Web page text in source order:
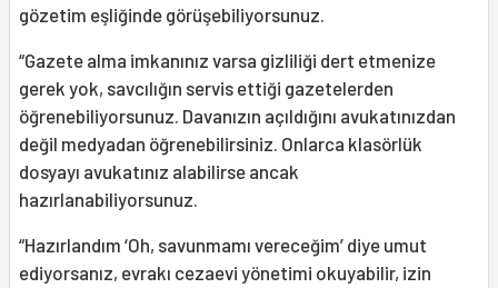
gözetim eşliğinde görüşebiliyorsunuz.
“Gazete alma imkanınız varsa gizliliği dert etmenize
gerek yok, savcılığın servis ettiği gazetelerden
öğrenebiliyorsunuz. Davanızın açıldığını avukatınızdan
değil medyadan öğrenebilirsiniz. Onlarca klasörlük
dosyayı avukatınız alabilirse ancak
hazırlanabiliyorsunuz.
“Hazırlandım ‘Oh, savunmamı vereceğim’ diye umut
ediyorsanız, evrakı cezaevi yönetimi okuyabilir, izin